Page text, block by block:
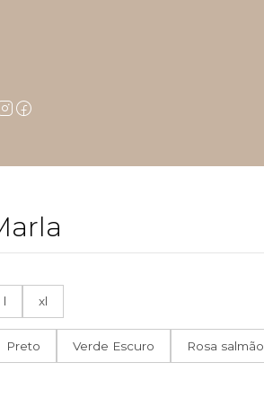
l xl
Preto Verde Escuro Rosa salmão